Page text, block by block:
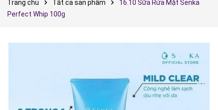
Trang chủ Tất cả sản phẩm
16.10 Sữa Rửa Mặt Senka
Perfect Whip 100g